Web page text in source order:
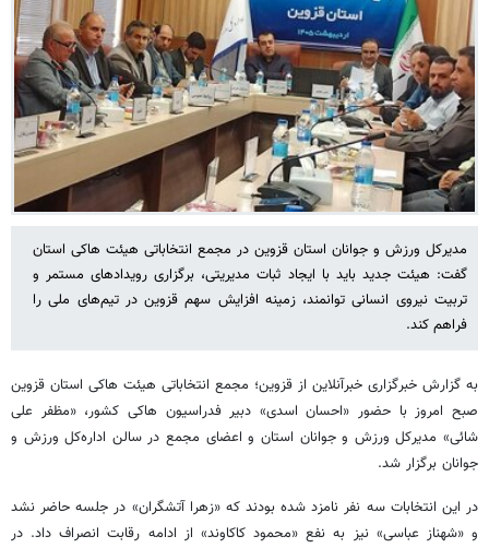
مدیرکل ورزش و جوانان استان قزوین در مجمع انتخاباتی هیئت هاکی استان
گفت: هیئت جدید باید با ایجاد ثبات مدیریتی، برگزاری رویدادهای مستمر و
تربیت نیروی انسانی توانمند، زمینه افزایش سهم قزوین در تیم‌های ملی را
فراهم کند.
به گزارش خبرگزاری خبرآنلاین از قزوین؛ مجمع انتخاباتی هیئت هاکی استان قزوین
صبح امروز با حضور «احسان اسدی» دبیر فدراسیون هاکی کشور، «مظفر علی
شائی» مدیرکل ورزش و جوانان استان و اعضای مجمع در سالن اداره‌کل ورزش و
جوانان برگزار شد.
در این انتخابات سه نفر نامزد شده بودند که «زهرا آتشگران» در جلسه حاضر نشد
و «شهناز عباسی» نیز به نفع «محمود کاکاوند» از ادامه رقابت انصراف داد. در